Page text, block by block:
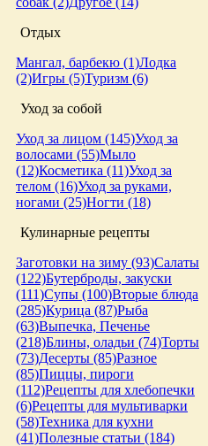
Отдых
Мангал, барбекю (1)Лодка
(2)Игры (5)Туризм (6)
Уход за собой
Уход за лицом (145)Уход за
волосами (55)Мыло
(12)Косметика (11)Уход за
телом (16)Уход за руками,
ногами (25)Ногти (18)
Кулинарные рецепты
Заготовки на зиму (93)Салаты
(122)Бутерброды, закуски
(111)Супы (100)Вторые блюда
(285)Курица (87)Рыба
(63)Выпечка, Печенье
(218)Блины, оладьи (74)Торты
(73)Десерты (85)Разное
(85)Пиццы, пироги
(112)Рецепты для хлебопечки
(6)Рецепты для мультиварки
(58)Техника для кухни
(41)Полезные статьи (184)